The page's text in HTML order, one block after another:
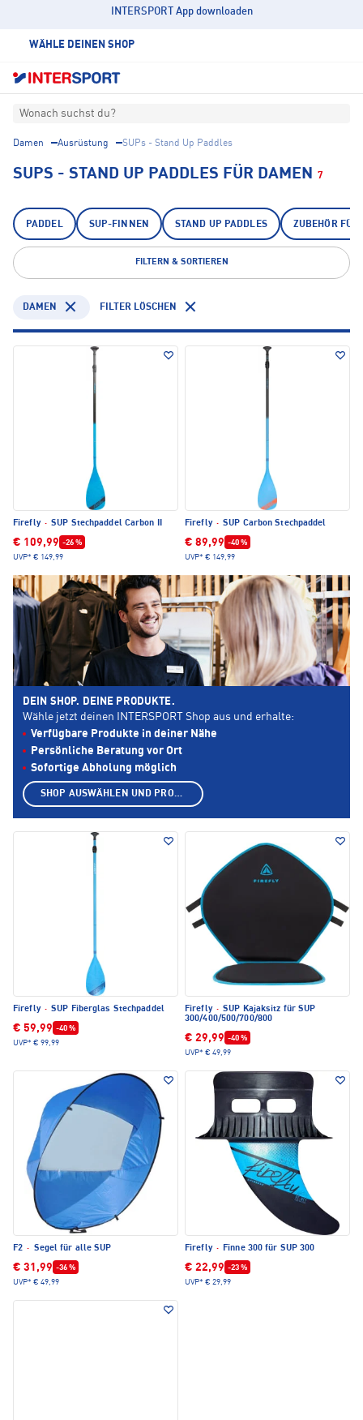
INTERSPORT App downloaden
WÄHLE DEINEN SHOP
Wonach suchst du?
Damen Ausrüstung SUPs - Stand Up Paddles
SUPS - STAND UP PADDLES FÜR DAMEN 7
PADDEL SUP-FINNEN STAND UP PADDLES ZUBEHÖR FÜR
FILTERN & SORTIEREN
DAMEN FILTER LÖSCHEN
Firefly · SUP Stechpaddel Carbon II
€ 109,99 -26 %
UVP* € 149,99
Firefly · SUP Carbon Stechpaddel
€ 89,99 -40 %
UVP* € 149,99
Firefly · SUP Fiberglas Stechpaddel
€ 59,99 -40 %
UVP* € 99,99
Firefly · SUP Kajaksitz für SUP
300/400/500/700/800
€ 29,99 -40 %
UVP* € 49,99
F2 · Segel für alle SUP
€ 31,99 -36 %
UVP* € 49,99
Firefly · Finne 300 für SUP 300
€ 22,99 -23 %
UVP* € 29,99
DEIN SHOP. DEINE PRODUKTE.
Wähle jetzt deinen INTERSPORT Shop aus und erhalte:
Verfügbare Produkte in deiner Nähe
Persönliche Beratung vor Ort
Sofortige Abholung möglich
SHOP AUSWÄHLEN UND PRODUKTE ANZEIGEN